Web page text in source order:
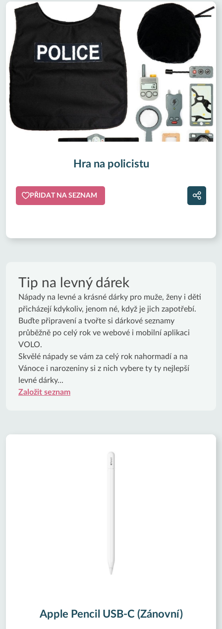
Hra na policistu
PŘIDAT NA SEZNAM
Tip na levný dárek
Nápady na levné a krásné dárky pro muže, ženy i děti
přicházejí kdykoliv, jenom né, když je jich zapotřebí.
Buďte připravení a tvořte si dárkové seznamy
průběžně po celý rok ve webové i mobilní aplikaci
VOLO.
Skvělé nápady se vám za celý rok nahormadí a na
Vánoce i narozeniny si z nich vybere ty ty nejlepší
levné dárky...
Založit seznam
Apple Pencil USB-C (Zánovní)